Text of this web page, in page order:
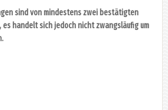
sind von mindestens zwei bestätigten
handelt sich jedoch nicht zwangsläufig um